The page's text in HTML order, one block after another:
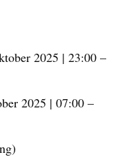
2025 | 23:00 –
2025 | 07:00 –